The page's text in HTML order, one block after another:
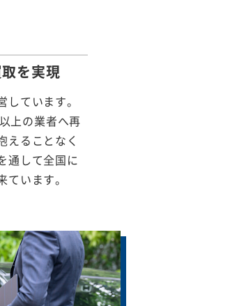
を実現
ています。
上の業者へ再
えることなく
通して全国に
います。